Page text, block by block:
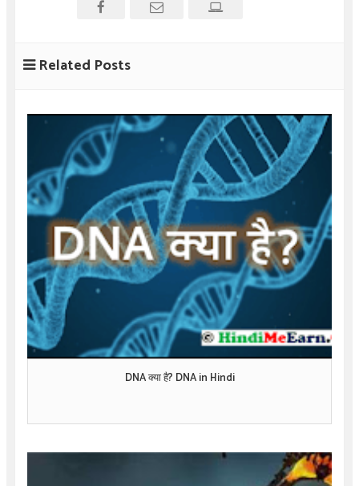
Related Posts
DNA क्या है? DNA in Hindi